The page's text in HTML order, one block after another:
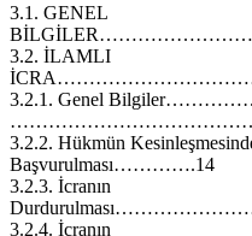
3.1. GENEL
3.2. İLAMLI
3.2.1. Genel
3.2.2. Hükmün
Başvurulması………….14
3.2.3. İcranın
3.2.4. İcranın